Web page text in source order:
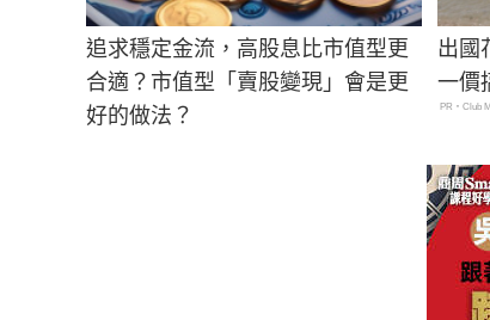
追求穩定金流，高股息比市值型更
合適？市值型「賣股變現」會是更
好的做法？
出國
一價
PR・Club